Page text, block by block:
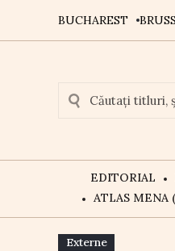
BUCHAREST
EDITORIAL
ATLAS MENA
Externe